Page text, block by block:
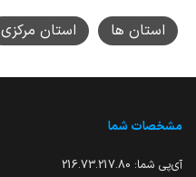
استان ها استان مرکزی
مشخصات شما
آی‌پی شما: 216.73.217.80